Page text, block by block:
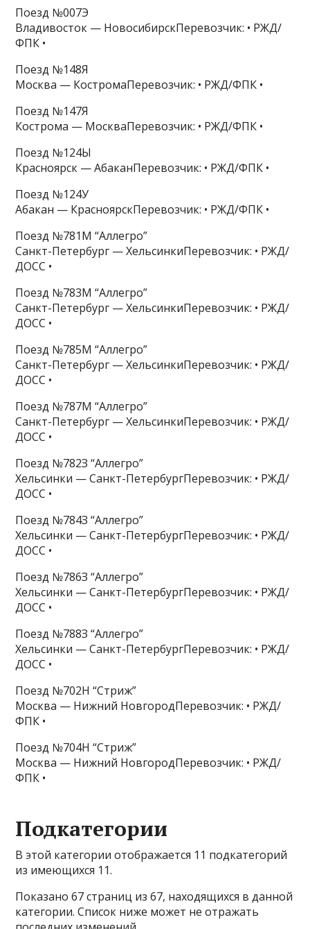
Поезд №007Э
Владивосток — НовосибирскПеревозчик: • РЖД/
ФПК •
Поезд №148Я
Москва — КостромаПеревозчик: • РЖД/ФПК •
Поезд №147Я
Кострома — МоскваПеревозчик: • РЖД/ФПК •
Поезд №124Ы
Красноярск — АбаканПеревозчик: • РЖД/ФПК •
Поезд №124У
Абакан — КрасноярскПеревозчик: • РЖД/ФПК •
Поезд №781М “Аллегро”
Санкт-Петербург — ХельсинкиПеревозчик: • РЖД/
ДОСС •
Поезд №783М “Аллегро”
Санкт-Петербург — ХельсинкиПеревозчик: • РЖД/
ДОСС •
Поезд №785М “Аллегро”
Санкт-Петербург — ХельсинкиПеревозчик: • РЖД/
ДОСС •
Поезд №787М “Аллегро”
Санкт-Петербург — ХельсинкиПеревозчик: • РЖД/
ДОСС •
Поезд №782З “Аллегро”
Хельсинки — Санкт-ПетербургПеревозчик: • РЖД/
ДОСС •
Поезд №784З “Аллегро”
Хельсинки — Санкт-ПетербургПеревозчик: • РЖД/
ДОСС •
Поезд №786З “Аллегро”
Хельсинки — Санкт-ПетербургПеревозчик: • РЖД/
ДОСС •
Поезд №788З “Аллегро”
Хельсинки — Санкт-ПетербургПеревозчик: • РЖД/
ДОСС •
Поезд №702Н “Стриж”
Москва — Нижний НовгородПеревозчик: • РЖД/
ФПК •
Поезд №704Н “Стриж”
Москва — Нижний НовгородПеревозчик: • РЖД/
ФПК •
Подкатегории
В этой категории отображается 11 подкатегорий
из имеющихся 11.
Показано 67 страниц из 67, находящихся в данной
категории. Список ниже может не отражать